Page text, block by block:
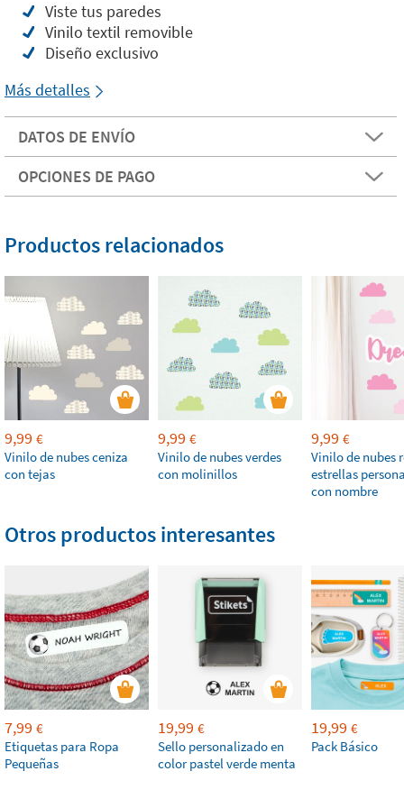
Viste tus paredes
Vinilo textil removible
Diseño exclusivo
Más detalles
DATOS DE ENVÍO
OPCIONES DE PAGO
Productos relacionados
9,99 €
Vinilo de nubes ceniza
con tejas
9,99 €
Vinilo de nubes verdes
con molinillos
9,99 €
Vinilo de nubes
estrellas
con nombre
Otros productos interesantes
7,99 €
Etiquetas para Ropa
Pequeñas
19,99 €
Sello personalizado en
color pastel verde menta
19,99 €
Pack Básico